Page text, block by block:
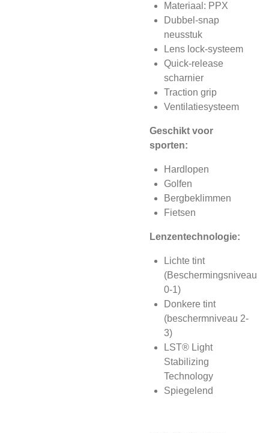
Materiaal: PPX
Dubbel-snap
neusstuk
Lens lock-systeem
Quick-release
scharnier
Traction grip
Ventilatiesysteem
Geschikt voor
sporten:
Hardlopen
Golfen
Bergbeklimmen
Fietsen
Lenzentechnologie:
Lichte tint
(Beschermingsniveau
0-1)
Donkere tint
(beschermniveau 2-
3)
LST® Light
Stabilizing
Technology
Spiegelend